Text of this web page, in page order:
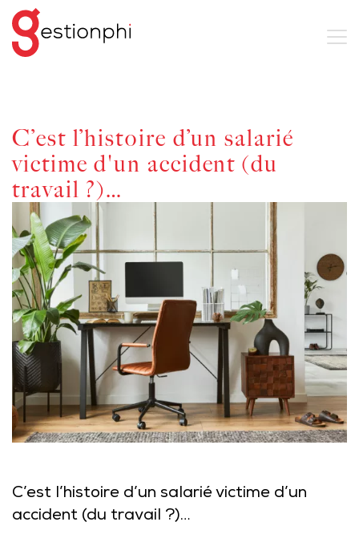
C’est l’histoire d’un salarié
victime d'un accident (du
travail ?)…
C’est l’histoire d’un salarié victime d’un
accident (du travail ?)…